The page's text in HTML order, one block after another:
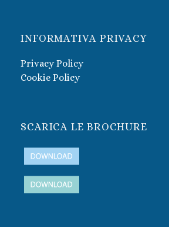
INFORMATIVA PRIVACY
Privacy Policy
Cookie Policy
SCARICA LE BROCHURE